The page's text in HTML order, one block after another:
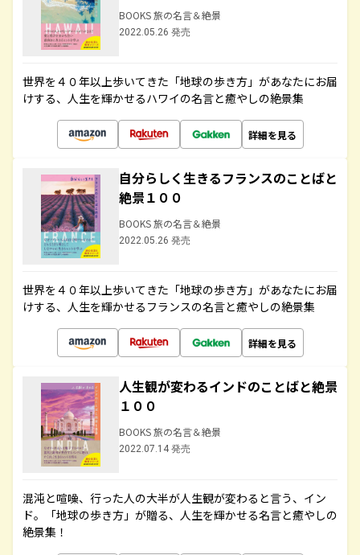
BOOKS 旅の名言＆絶景
2022.05.26 発売
世界を４０年以上歩いてきた「地球の歩き方」があなたにお届
けする、人生を輝かせるハワイの名言と癒やしの絶景集
詳細を見る
自分らしく生きるフランスのことばと
絶景１００
BOOKS 旅の名言＆絶景
2022.05.26 発売
世界を４０年以上歩いてきた「地球の歩き方」があなたにお届
けする、人生を輝かせるフランスの名言と癒やしの絶景集
詳細を見る
人生観が変わるインドのことばと絶景
１００
BOOKS 旅の名言＆絶景
2022.07.14 発売
混沌と喧噪、行った人の大半が人生観が変わると言う、イン
ド。「地球の歩き方」が贈る、人生を輝かせる名言と癒やしの
絶景集！